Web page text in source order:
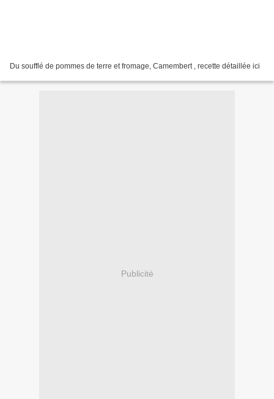
Du soufflé de pommes de terre et fromage, Camembert , recette détaillée ici
Publicité